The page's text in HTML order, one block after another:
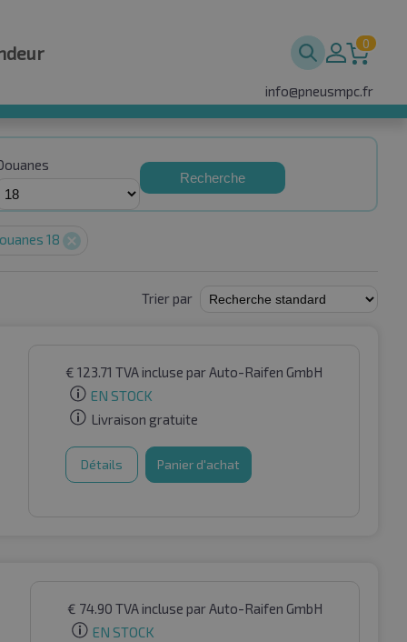
0
info@pneusmpc.fr
Recherche
18
Trier par
€ 123.71 TVA incluse par Auto-Raifen GmbH
EN STOCK
Livraison gratuite
Détails Panier d'achat
€ 74.90 TVA incluse par Auto-Raifen GmbH
EN STOCK